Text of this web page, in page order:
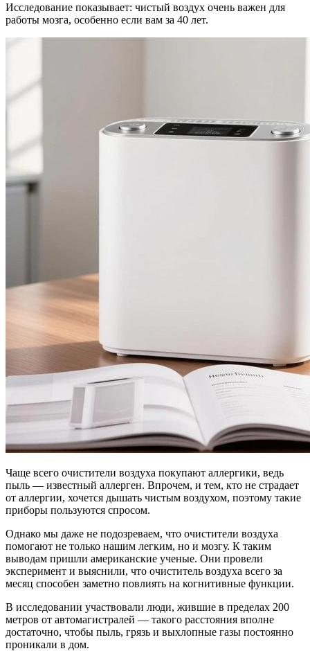
Исследование показывает: чистый воздух очень важен для
работы мозга, особенно если вам за 40 лет.
Чаще всего очистители воздуха покупают аллергики, ведь
пыль — известный аллерген. Впрочем, и тем, кто не страдает
от аллергии, хочется дышать чистым воздухом, поэтому такие
приборы пользуются спросом.
Однако мы даже не подозреваем, что очистители воздуха
помогают не только нашим легким, но и мозгу. К таким
выводам пришли американские ученые. Они провели
эксперимент и выяснили, что очиститель воздуха всего за
месяц способен заметно повлиять на когнитивные функции.
В исследовании участвовали люди, жившие в пределах 200
метров от автомагистралей — такого расстояния вполне
достаточно, чтобы пыль, грязь и выхлопные газы постоянно
проникали в дом.